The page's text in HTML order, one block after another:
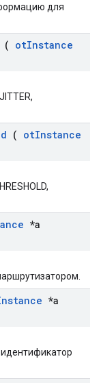
для
( otInstance
( otInstance
*a
*a